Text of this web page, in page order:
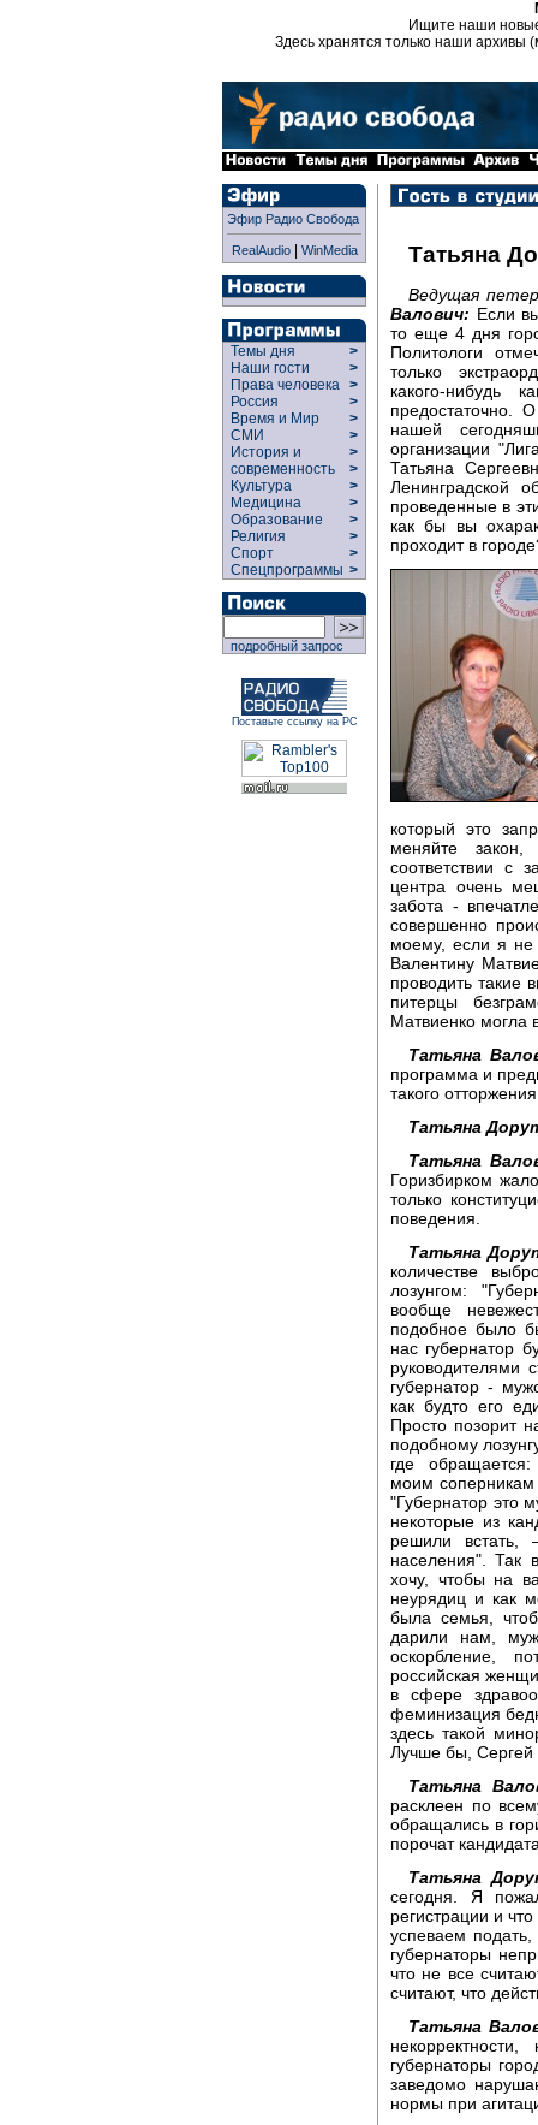
Ищите наши
Здесь хранятся только наши архивы
Эфир Радио Свобода
RealAudio| WinMedia
Темы дня
>
Наши гости
>
Права человека >
Россия
>
Время и Мир
>
СМИ
>
История и
современность
>
>
Культура
>
Медицина
>
Образование
>
Религия
>
Спорт
>
Спецпрограммы >
подробный запрос
Поставьте ссылку на РС
Татьяна
Ведущая
Валович: Если
то еще 4 дня
Политологи
только
какого-нибудь
нашей
организации
Татьяна
Ленинградской
проведенные в
как бы вы
проходит в
который это
меняйте
соответствии с
центра очень
забота -
совершенно
моему, если я не
Валентину
проводить такие
питерцы
Матвиенко могла
Татьяна
программа и
такого
Татьяна
Татьяна
Горизбирком
только
поведения.
Татьяна
количестве
лозунгом:
вообще
подобное было
нас губернатор
руководителями
губернатор -
как будто его
Просто позорит
подобному
где
моим соперникам
"Губернатор это
некоторые из
решили встать,
населения". Так
хочу, чтобы на
неурядиц и как
была семья,
дарили нам,
оскорбление,
российская
в сфере
феминизация
здесь такой
Лучше бы, Сергей
Татьяна
расклеен по
обращались в
порочат
Татьяна
сегодня. Я
регистрации и
успеваем
губернаторы
что не все
считают, что
Татьяна
губернаторы
заведомо
нормы при